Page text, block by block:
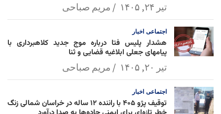
تیر ۲۴, ۱۴۰۵ مریم صباحی
اجتماعی اخبار
هشدار پلیس فتا درباره موج جدید کلاهبرداری با
پیامهای جعلی ابلاغیه قضایی و ثنا
تیر ۲۰, ۱۴۰۵ مریم صباحی
اجتماعی اخبار
توقیف پژو ۴۰۵ با راننده ۱۲ ساله در خراسان شمالی زنگ